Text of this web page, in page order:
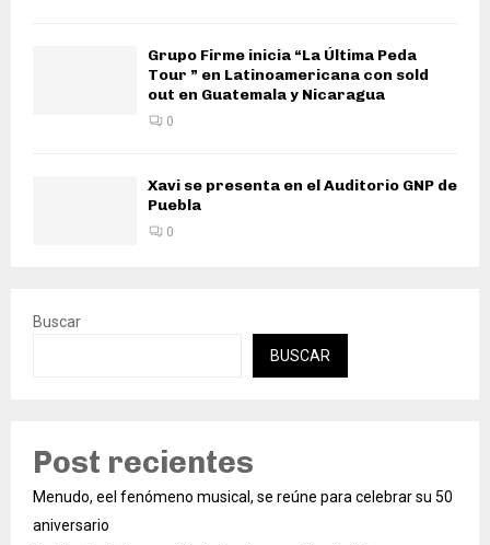
Grupo Firme inicia “La Última Peda
Tour ” en Latinoamericana con sold
out en Guatemala y Nicaragua
0
Xavi se presenta en el Auditorio GNP de
Puebla
0
Buscar
BUSCAR
Post recientes
Menudo, eel fenómeno musical, se reúne para celebrar su 50
aniversario